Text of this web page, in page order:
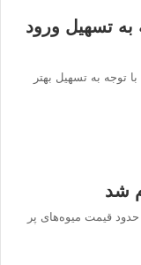
به تسهیل ورود
توجه به تسهیل بهتر
شد
قیمت میوه‌های پر